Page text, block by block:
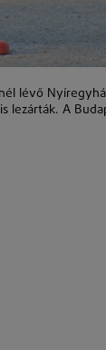
lévő
lezárták. A